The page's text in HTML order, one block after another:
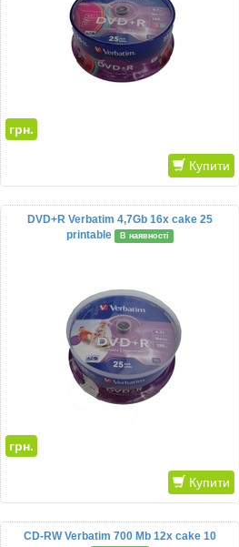
грн.
Купити
DVD+R Verbatim 4,7Gb 16x cake 25
printable
В наявності
грн.
Купити
CD-RW Verbatim 700 Mb 12x cake 10